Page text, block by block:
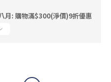
月: 購物滿$300(淨價)9折優惠